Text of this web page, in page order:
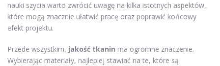
nauki szycia warto zwrócić uwagę na kilka istotnych aspektów,
które mogą znacznie ułatwić pracę oraz poprawić końcowy
efekt projektu.
Przede wszystkim, jakość tkanin ma ogromne znaczenie.
Wybierając materiały, najlepiej stawiać na te, które są